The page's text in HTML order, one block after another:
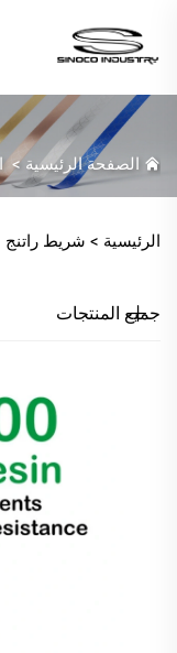
الصفحة الرئيسية>
الرئيسية > شريط راتنج
جميع المنتجات